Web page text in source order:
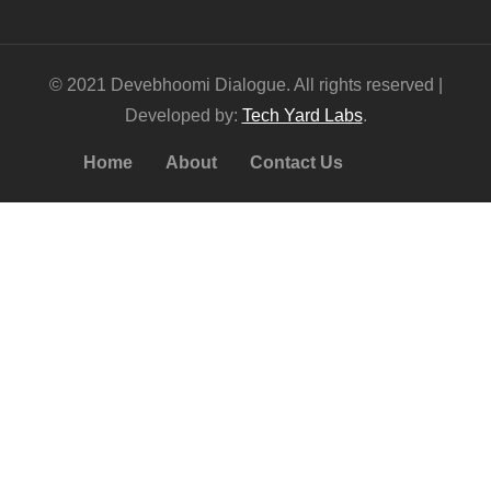
© 2021 Devebhoomi Dialogue. All rights reserved |
Developed by: Tech Yard Labs.
Home About Contact Us